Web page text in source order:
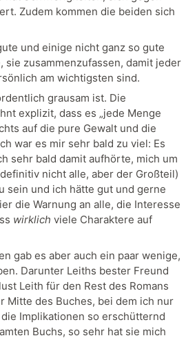
Zudem kommen die beiden sich
und einige nicht ganz so gute
zusammenzufassen, damit jeder
am wichtigsten sind.
grausam ist. Die
explizit, dass es „jede Menge
auf die pure Gewalt und die
war es mir sehr bald zu viel: Es
sehr bald damit aufhörte, mich um
nicht alle, aber der Großteil)
sein und ich hätte gut und gerne
die Warnung an alle, die Interesse
wirklich viele Charaktere auf
gab es aber auch ein paar wenige,
Darunter Leiths bester Freund
Leith für den Rest des Romans
des Buches, bei dem ich nur
Implikationen so erschütternd
Buchs, so sehr hat sie mich